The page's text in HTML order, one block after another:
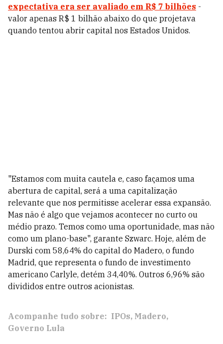
expectativa era ser avaliado em R$ 7 bilhões -
valor apenas R$ 1 bilhão abaixo do que projetava
quando tentou abrir capital nos Estados Unidos.
"Estamos com muita cautela e, caso façamos uma
abertura de capital, será a uma capitalização
relevante que nos permitisse acelerar essa expansão.
Mas não é algo que vejamos acontecer no curto ou
médio prazo. Temos como uma oportunidade, mas não
como um plano-base", garante Szwarc. Hoje, além de
Durski com 58,64% do capital do Madero, o fundo
Madrid, que representa o fundo de investimento
americano Carlyle, detém 34,40%. Outros 6,96% são
divididos entre outros acionistas.
Acompanhe tudo sobre: IPOs Madero
Governo Lula